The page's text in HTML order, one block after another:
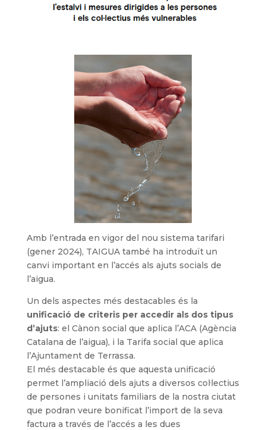
Amb l’entrada en vigor del nou sistema tarifari
(gener 2024), TAIGUA també ha introduït un
canvi important en l’accés als ajuts socials de
l’aigua.
Un dels aspectes més destacables és la
unificació de criteris per accedir als dos tipus
d’ajuts: el Cànon social que aplica l’ACA (Agència
Catalana de l’aigua), i la Tarifa social que aplica
l’Ajuntament de Terrassa.
El més destacable és que aquesta unificació
permet l’ampliació dels ajuts a diversos col·lectius
de persones i unitats familiars de la nostra ciutat
que podran veure bonificat l’import de la seva
factura a través de l’accés a les dues